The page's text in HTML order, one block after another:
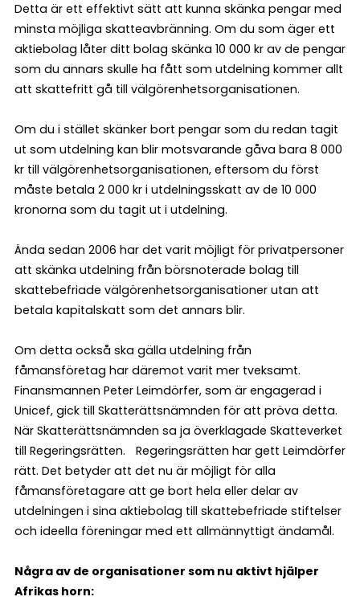
Detta är ett effektivt sätt att kunna skänka pengar med
minsta möjliga skatteavbränning. Om du som äger ett
aktiebolag låter ditt bolag skänka 10 000 kr av de pengar
som du annars skulle ha fått som utdelning kommer allt
att skattefritt gå till välgörenhetsorganisationen.
Om du i stället skänker bort pengar som du redan tagit
ut som utdelning kan blir motsvarande gåva bara 8 000
kr till välgörenhetsorganisationen, eftersom du först
måste betala 2 000 kr i utdelningsskatt av de 10 000
kronorna som du tagit ut i utdelning.
Ända sedan 2006 har det varit möjligt för privatpersoner
att skänka utdelning från börsnoterade bolag till
skattebefriade välgörenhetsorganisationer utan att
betala kapitalskatt som det annars blir.
Om detta också ska gälla utdelning från
fåmansföretag har däremot varit mer tveksamt.
Finansmannen Peter Leimdörfer, som är engagerad i
Unicef, gick till Skatterättsnämnden för att pröva detta.
När Skatterättsnämnden sa ja överklagade Skatteverket
till Regeringsrätten. Regeringsrätten har gett Leimdörfer
rätt. Det betyder att det nu är möjligt för alla
fåmansföretagare att ge bort hela eller delar av
utdelningen i sina aktiebolag till skattebefriade stiftelser
och ideella föreningar med ett allmännyttigt ändamål.
Några av de organisationer som nu aktivt hjälper
Afrikas horn: